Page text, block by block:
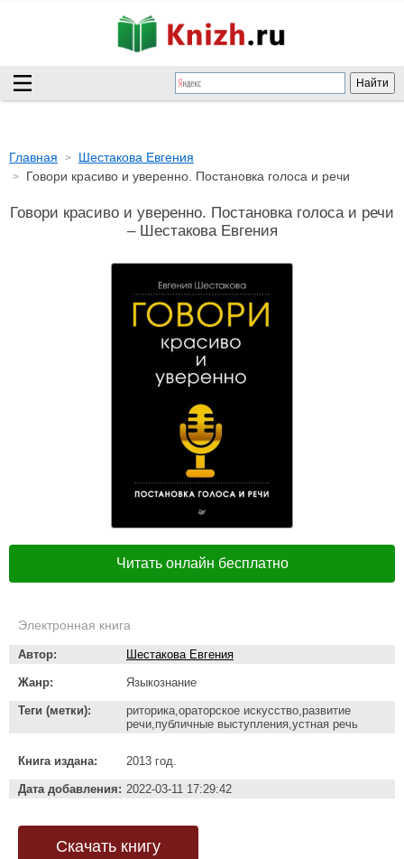
Главная
Шестакова Евгения
Говори красиво и уверенно. Постановка голоса и речи
Говори красиво и уверенно. Постановка голоса и речи
– Шестакова Евгения
Читать онлайн бесплатно
Электронная книга
Автор: Шестакова Евгения
Жанр: Языкознание
Теги (метки):
риторика,ораторское искусство,развитие
речи,публичные выступления,устная речь
Книга издана: 2013 год.
Дата добавления: 2022-03-11 17:29:42
Скачать книгу